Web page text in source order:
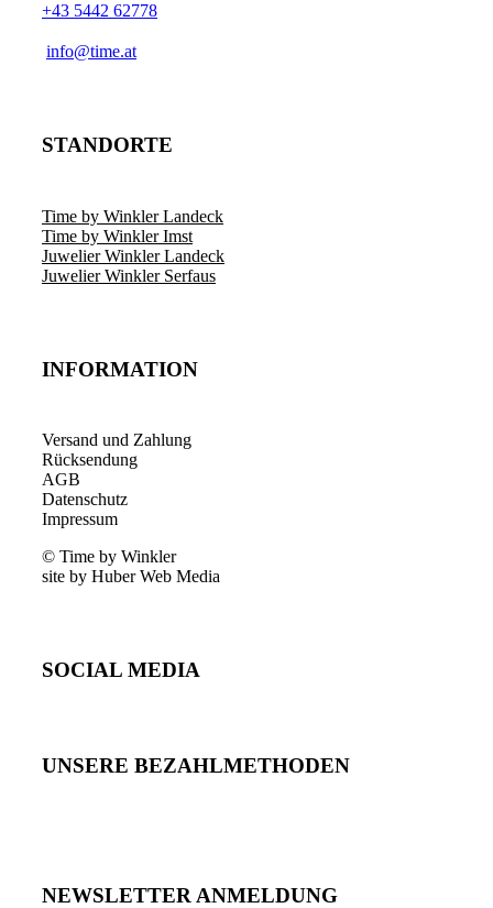
+43 5442 62778
info@time.at
STANDORTE
Time by Winkler Landeck
Time by Winkler Imst
Juwelier Winkler Landeck
Juwelier Winkler Serfaus
INFORMATION
Versand und Zahlung
Rücksendung
AGB
Datenschutz
Impressum
© Time by Winkler
site by Huber Web Media
SOCIAL MEDIA
UNSERE BEZAHLMETHODEN
NEWSLETTER ANMELDUNG